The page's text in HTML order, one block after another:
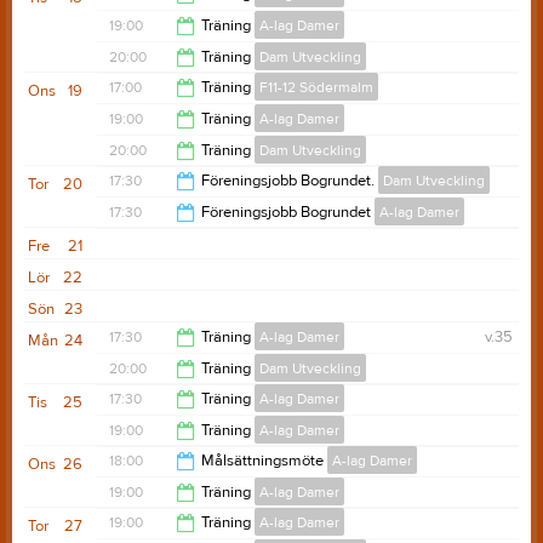
19:00
19:00
19:00 Träning A-lag Damer
20:00
20:00 Träning Dam Utveckling
21:30
19
Ons 17:00 Träning F11-12 Södermalm
18:00
19:00 Träning A-lag Damer
20:30
20:00 Träning Dam Utveckling
21:30
20
Tor 17:30 Föreningsjobb Bogrundet. Dam Utveckling
17:30 Föreningsjobb Bogrundet A-lag Damer
21
Fre
22
Lör
23
Sön
24
Mån v.35
17:30 Träning A-lag Damer
19:00
20:00 Träning Dam Utveckling
21:30
25
Tis 17:30 Träning A-lag Damer
19:00
19:00 Träning A-lag Damer
20:00
26
Ons 18:00 Målsättningsmöte A-lag Damer
19:00
19:00 Träning A-lag Damer
27
Tor 19:00 Träning A-lag Damer